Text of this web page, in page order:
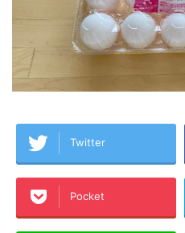
Twitter
Pocket